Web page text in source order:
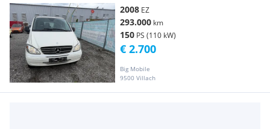
2008 EZ
293.000 km
150 PS (110 kW)
Big Mobile
9500 Villach
€ 2.700